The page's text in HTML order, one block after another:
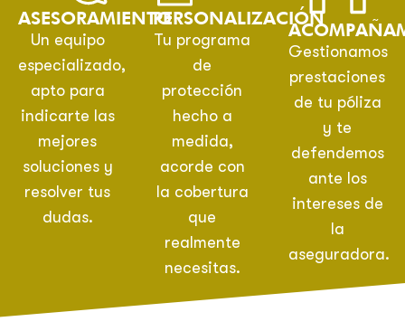
ASESORAMIENTO
Un equipo
especializado,
apto para
indicarte las
mejores
soluciones y
resolver tus
dudas.
PERSONALIZACIÓN
Tu programa
de
protección
hecho a
medida,
acorde con
la cobertura
que
realmente
necesitas.
Gestionamos
prestaciones
de tu póliza
y te
defendemos
ante los
intereses de
la
aseguradora.